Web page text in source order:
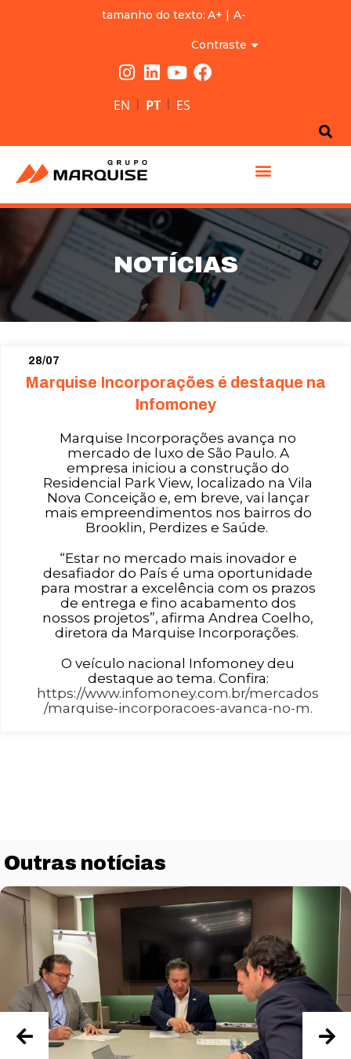
tamanho do texto: A+ | A-
Contraste
EN | PT | ES
NOTÍCIAS
28/07
Marquise Incorporações é destaque na
Infomoney
Marquise Incorporações avança no
mercado de luxo de São Paulo. A
empresa iniciou a construção do
Residencial Park View, localizado na Vila
Nova Conceição e, em breve, vai lançar
mais empreendimentos nos bairros do
Brooklin, Perdizes e Saúde.
“Estar no mercado mais inovador e
desafiador do País é uma oportunidade
para mostrar a excelência com os prazos
de entrega e fino acabamento dos
nossos projetos”, afirma Andrea Coelho,
diretora da Marquise Incorporações.
O veículo nacional Infomoney deu
destaque ao tema. Confira:
https://www.infomoney.com.br/mercados
/marquise-incorporacoes-avanca-no-m.
Outras notícias